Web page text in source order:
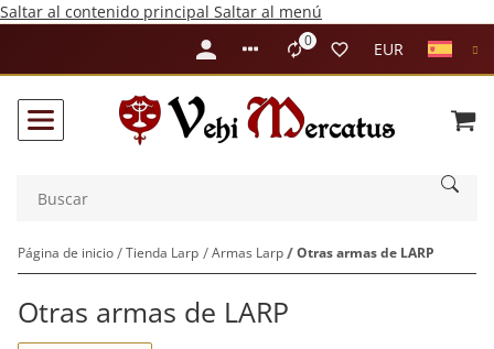
Saltar al contenido principal Saltar al menú
0Liste ist leerEUR
Página de inicio Tienda Larp Armas Larp Otras armas de LARP
Otras armas de LARP